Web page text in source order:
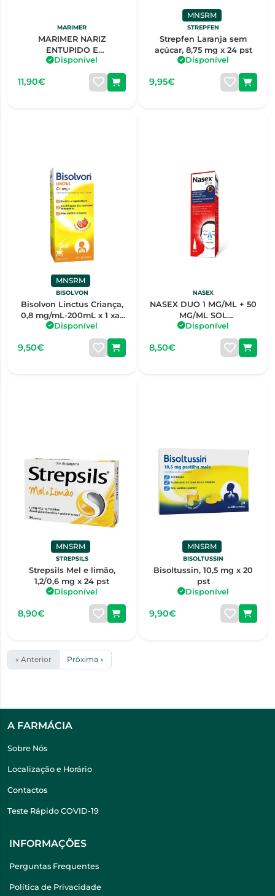
MARIMER
MARIMER NARIZ
ENTUPIDO E
CONSTIPAÇÃO ÁGUA DO
MAR 100ML
Disponível
11,90€
MNSRM
STREPFEN
Strepfen Laranja sem
açúcar, 8,75 mg x 24 pst
Disponível
9,95€
MNSRM
BISOLVON
Bisolvon Linctus Criança,
0,8 mg/mL-200mL x 1 xar
mL
Disponível
9,50€
NASEX
NASEX DUO 1 MG/ML + 50
MG/ML SOL
PULVERIZAÇÃO NASAL
FRASCO - 1 - 10 ML
Disponível
8,50€
MNSRM
STREPSILS
Strepsils Mel e limão,
1,2/0,6 mg x 24 pst
Disponível
8,90€
MNSRM
BISOLTUSSIN
Bisoltussin, 10,5 mg x 20
pst
Disponível
9,90€
« Anterior Próxima »
A FARMÁCIA
Sobre Nós
Localização e Horário
Contactos
Teste Rápido COVID-19
INFORMAÇÕES
Perguntas Frequentes
Política de Privacidade